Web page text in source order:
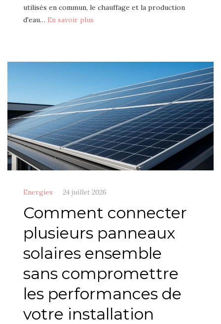
utilisés en commun, le chauffage et la production
d'eau… En savoir plus
Energies 24 juillet 2026
Comment connecter
plusieurs panneaux
solaires ensemble
sans compromettre
les performances de
votre installation